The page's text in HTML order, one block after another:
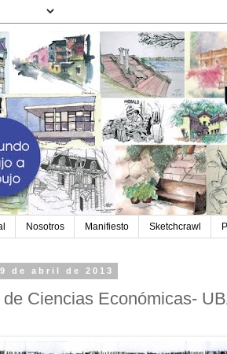
Nosotros Manifiesto Sketchcrawl
de abril de 2013
de Ciencias Económicas-